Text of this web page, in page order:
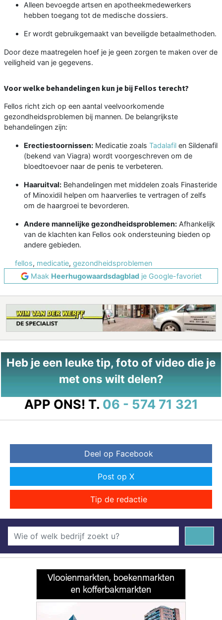
Alleen bevoegde artsen en apotheekmedewerkers
hebben toegang tot de medische dossiers.
Er wordt gebruikgemaakt van beveiligde betaalmethoden.
Door deze maatregelen hoef je je geen zorgen te maken over de
veiligheid van je gegevens.
Voor welke behandelingen kun je bij Fellos terecht?
Fellos richt zich op een aantal veelvoorkomende
gezondheidsproblemen bij mannen. De belangrijkste
behandelingen zijn:
Erectiestoornissen: Medicatie zoals Tadalafil en Sildenafil
(bekend van Viagra) wordt voorgeschreven om de
bloedtoevoer naar de penis te verbeteren.
Haaruitval: Behandelingen met middelen zoals Finasteride
of Minoxidil helpen om haarverlies te vertragen of zelfs
om de haargroei te bevorderen.
Andere mannelijke gezondheidsproblemen: Afhankelijk
van de klachten kan Fellos ook ondersteuning bieden op
andere gebieden.
fellos, medicatie, gezondheidsproblemen
Maak Heerhugowaardsdagbladje Google-favoriet
Heb je een leuke tip, foto of video die je
met ons wilt delen?
APP ONS! T. 06 - 574 71 321
Deel op Facebook
Post op X
Tip de redactie